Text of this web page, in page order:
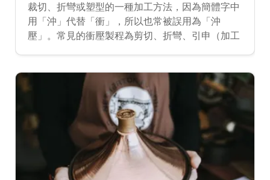
裁切、折彎或塑型的一種加工方法，因為簡體字中
用「沖」代替「衝」，所以也常被誤用為「沖
壓」。常見的衝壓製程為剪切、折彎、引申（加工